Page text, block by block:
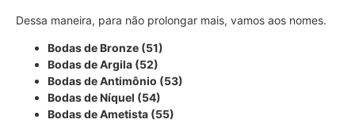
Dessa maneira, para não prolongar mais, vamos aos nomes.
Bodas de Bronze (51)
Bodas de Argila (52)
Bodas de Antimônio (53)
Bodas de Níquel (54)
Bodas de Ametista (55)